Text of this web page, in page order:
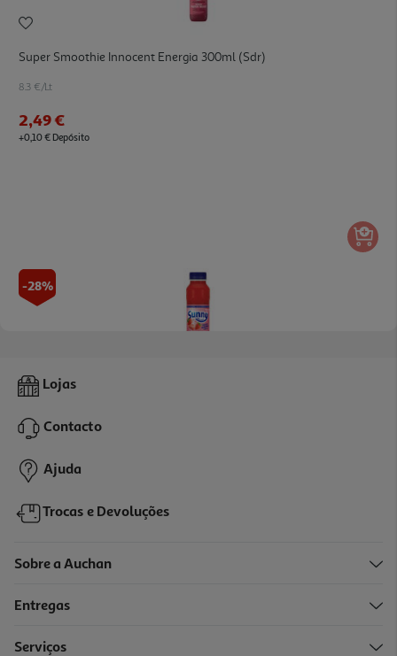
Super Smoothie Innocent Energia 300ml (sdr)
8.3 €/Lt
2,49 €
+0,10 € Depósito
-28%
Refrigerante Sunny Delight Morango 0.33l (sdr)
Price reduced from
1,37 €to
0,99 €
+0,10 € Depósito
Promoção
Lojas
Contacto
Ajuda
Trocas e Devoluções
Sobre a Auchan
Entregas
Serviços